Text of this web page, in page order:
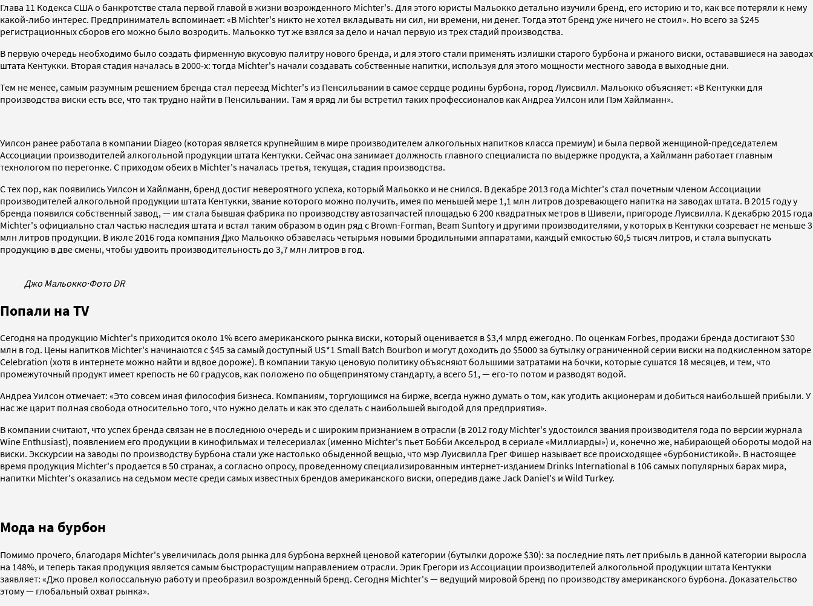
Глава 11 Кодекса США о банкротстве стала первой главой в жизни возрожденного Michter's. Для этого юристы Мальокко детально изучили бренд, его историю и то, как все потеряли к нему
какой-либо интерес. Предприниматель вспоминает: «В Michter's никто не хотел вкладывать ни сил, ни времени, ни денег. Тогда этот бренд уже ничего не стоил». Но всего за $245
регистрационных сборов его можно было возродить. Мальокко тут же взялся за дело и начал первую из трех стадий производства.
В первую очередь необходимо было создать фирменную вкусовую палитру нового бренда, и для этого стали применять излишки старого бурбона и ржаного виски, остававшиеся на заводах
штата Кентукки. Вторая стадия началась в 2000-х: тогда Michter's начали создавать собственные напитки, используя для этого мощности местного завода в выходные дни.
Тем не менее, самым разумным решением бренда стал переезд Michter's из Пенсильвании в самое сердце родины бурбона, город Луисвилл. Мальокко объясняет: «В Кентукки для
производства виски есть все, что так трудно найти в Пенсильвании. Там я вряд ли бы встретил таких профессионалов как Андреа Уилсон или Пэм Хайлманн».
Уилсон ранее работала в компании Diageo (которая является крупнейшим в мире производителем алкогольных напитков класса премиум) и была первой женщиной-председателем
Ассоциации производителей алкогольной продукции штата Кентукки. Сейчас она занимает должность главного специалиста по выдержке продукта, а Хайлманн работает главным
технологом по перегонке. С приходом обеих в Michter's началась третья, текущая, стадия производства.
С тех пор, как появились Уилсон и Хайлманн, бренд достиг невероятного успеха, который Мальокко и не снился. В декабре 2013 года Michter's стал почетным членом Ассоциации
производителей алкогольной продукции штата Кентукки, звание которого можно получить, имея по меньшей мере 1,1 млн литров дозревающего напитка на заводах штата. В 2015 году у
бренда появился собственный завод, — им стала бывшая фабрика по производству автозапчастей площадью 6 200 квадратных метров в Шивели, пригороде Луисвилла. К декабрю 2015 года
Michter's официально стал частью наследия штата и встал таким образом в один ряд с Brown-Forman, Beam Suntory и другими производителями, у которых в Кентукки созревает не меньше 3
млн литров продукции. В июле 2016 года компания Джо Мальокко обзавелась четырьмя новыми бродильными аппаратами, каждый емкостью 60,5 тысяч литров, и стала выпускать
продукцию в две смены, чтобы удвоить производительность до 3,7 млн литров в год.
Джо Мальокко·Фото DR
Попали на TV
Сегодня на продукцию Michter's приходится около 1% всего американского рынка виски, который оценивается в $3,4 млрд ежегодно. По оценкам Forbes, продажи бренда достигают $30
млн в год. Цены напитков Michter's начинаются с $45 за самый доступный US*1 Small Batch Bourbon и могут доходить до $5000 за бутылку ограниченной серии виски на подкисленном заторе
Celebration (хотя в интернете можно найти и вдвое дороже). В компании такую ценовую политику объясняют большими затратами на бочки, которые сушатся 18 месяцев, и тем, что
промежуточный продукт имеет крепость не 60 градусов, как положено по общепринятому стандарту, а всего 51, — его-то потом и разводят водой.
Андреа Уилсон отмечает: «Это совсем иная философия бизнеса. Компаниям, торгующимся на бирже, всегда нужно думать о том, как угодить акционерам и добиться наибольшей прибыли. У
нас же царит полная свобода относительно того, что нужно делать и как это сделать с наибольшей выгодой для предприятия».
В компании считают, что успех бренда связан не в последнюю очередь и с широким признанием в отрасли (в 2012 году Michter's удостоился звания производителя года по версии журнала
Wine Enthusiast), появлением его продукции в кинофильмах и телесериалах (именно Michter's пьет Бобби Аксельрод в сериале «Миллиарды») и, конечно же, набирающей обороты модой на
виски. Экскурсии на заводы по производству бурбона стали уже настолько обыденной вещью, что мэр Луисвилла Грег Фишер называет все происходящее «бурбонистикой». В настоящее
время продукция Michter's продается в 50 странах, а согласно опросу, проведенному специализированным интернет-изданием Drinks International в 106 самых популярных барах мира,
напитки Michter's оказались на седьмом месте среди самых известных брендов американского виски, опередив даже Jack Daniel's и Wild Turkey.
Мода на бурбон
Помимо прочего, благодаря Michter's увеличилась доля рынка для бурбона верхней ценовой категории (бутылки дороже $30): за последние пять лет прибыль в данной категории выросла
на 148%, и теперь такая продукция является самым быстрорастущим направлением отрасли. Эрик Грегори из Ассоциации производителей алкогольной продукции штата Кентукки
заявляет: «Джо провел колоссальную работу и преобразил возрожденный бренд. Сегодня Michter's — ведущий мировой бренд по производству американского бурбона. Доказательство
этому — глобальный охват рынка».